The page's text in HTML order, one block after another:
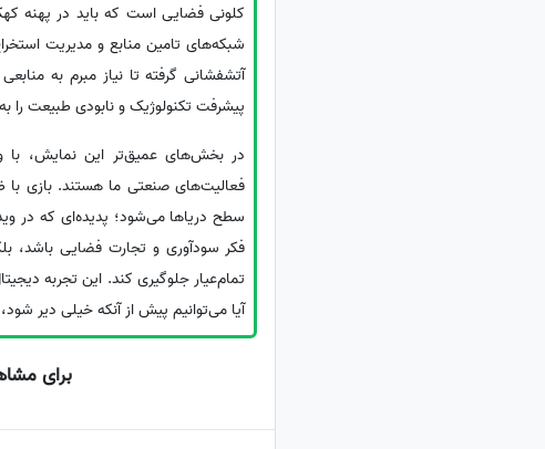
کلونی فضایی است که باید در پهنه
شبکه‌های تامین منابع و مدیریت
آتشفشانی گرفته تا نیاز مبرم به
پیشرفت تکنولوژیک و نابودی طبیعت را
در بخش‌های عمیق‌تر این نمایش، با
فعالیت‌های صنعتی ما هستند. بازی
سطح دریاها می‌شود؛ پدیده‌ای که در
فکر سودآوری و تجارت فضایی باشد،
تمام‌عیار جلوگیری کند. این تجربه
آیا می‌توانیم پیش از آنکه خیلی دیر
برای